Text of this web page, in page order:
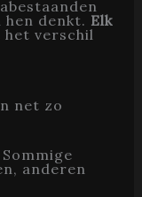
denkt. Elk
het verschil
net zo
anderen